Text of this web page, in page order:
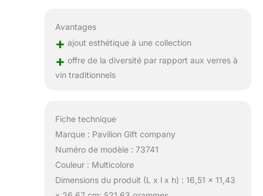
Avantages
+ ajout esthétique à une collection
+ offre de la diversité par rapport aux verres à
vin traditionnels
Fiche technique
Marque : Pavilion Gift company
Numéro de modèle : 73741
Couleur : Multicolore
Dimensions du produit (L x l x h) : 16,51 x 11,43